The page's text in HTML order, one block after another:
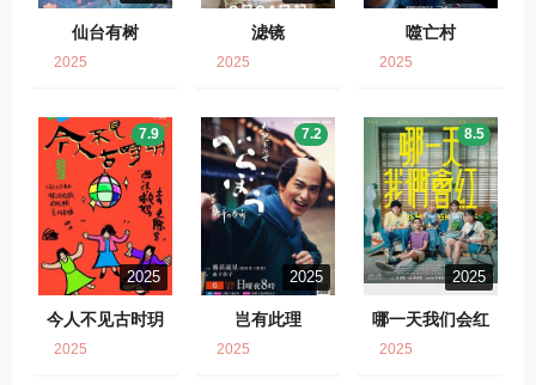
仙台有树
2025
滤镜
2025
噬亡村
2025
2025
今人不见古时玥
7.9
2025
2025
岂有此理
7.2
2025
2025
哪一天我们会红
8.5
2025